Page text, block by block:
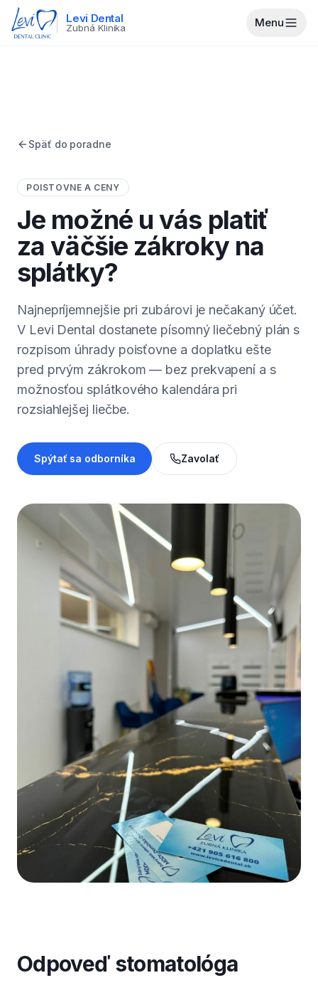
Levi Dental
Zubná Klinika Menu
Späť do poradne
POISTOVNE A CENY
Je možné u vás platiť
za väčšie zákroky na
splátky?
Najnepríjemnejšie pri zubárovi je nečakaný účet.
V Levi Dental dostanete písomný liečebný plán s
rozpisom úhrady poisťovne a doplatku ešte
pred prvým zákrokom — bez prekvapení a s
možnosťou splátkového kalendára pri
rozsiahlejšej liečbe.
Spýtať sa odborníka Zavolať
Odpoveď stomatológa